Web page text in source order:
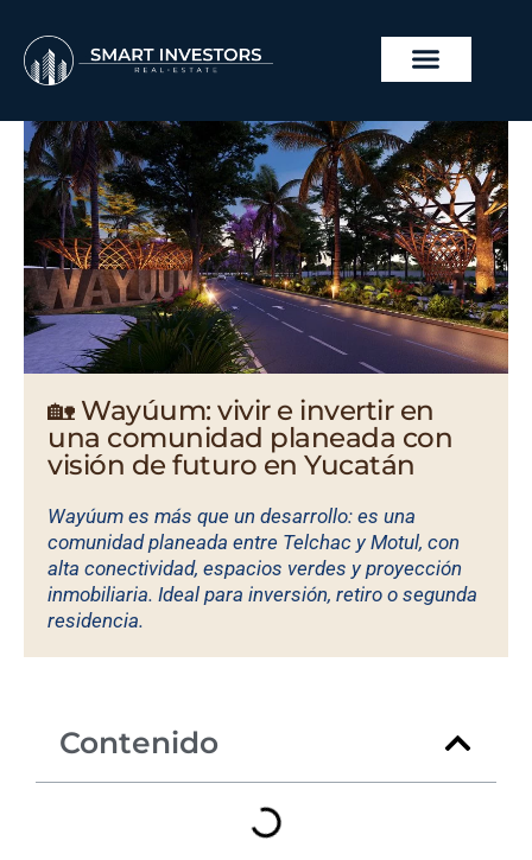
contenido
🏡 Wayúum: vivir e invertir en
una comunidad planeada con
visión de futuro en Yucatán
Wayúum es más que un desarrollo: es una
comunidad planeada entre Telchac y Motul, con
alta conectividad, espacios verdes y proyección
inmobiliaria. Ideal para inversión, retiro o segunda
residencia.
Contenido